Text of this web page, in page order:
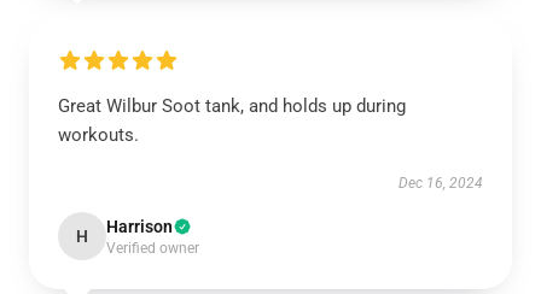
Great Wilbur Soot tank, and holds up during
workouts.
Dec 16, 2024
H Harrison
Verified owner